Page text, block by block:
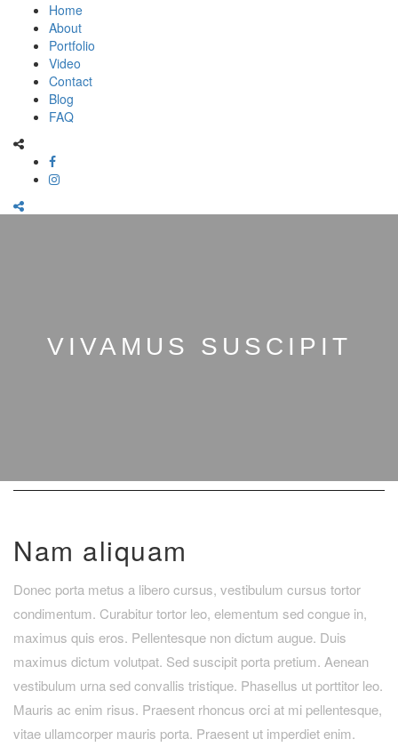
Home
About
Portfolio
Video
Contact
Blog
FAQ
VIVAMUS SUSCIPIT
Nam aliquam
Donec porta metus a libero cursus, vestibulum cursus tortor
condimentum. Curabitur tortor leo, elementum sed congue in,
maximus quis eros. Pellentesque non dictum augue. Duis
maximus dictum volutpat. Sed suscipit porta pretium. Aenean
vestibulum urna sed convallis tristique. Phasellus ut porttitor leo.
Mauris ac enim risus. Praesent rhoncus orci at mi pellentesque,
vitae ullamcorper mauris porta. Praesent ut imperdiet enim.